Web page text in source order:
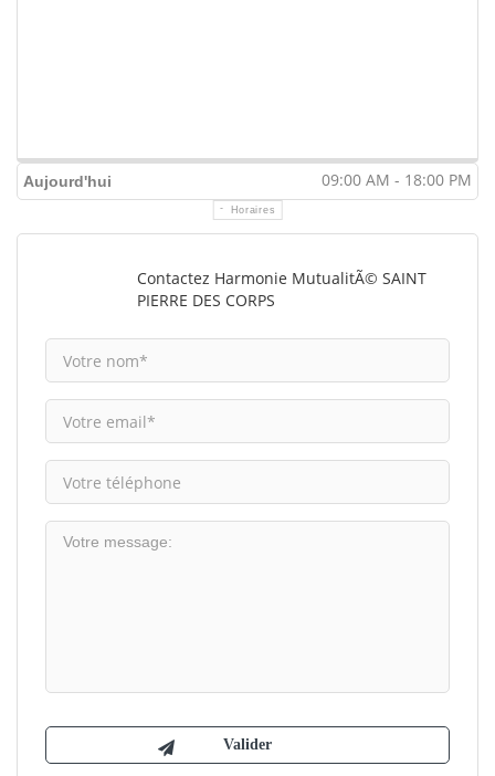
Aujourd'hui 09:00 AM - 18:00 PM
Horaires
Contactez Harmonie MutualitÃ© SAINT
PIERRE DES CORPS